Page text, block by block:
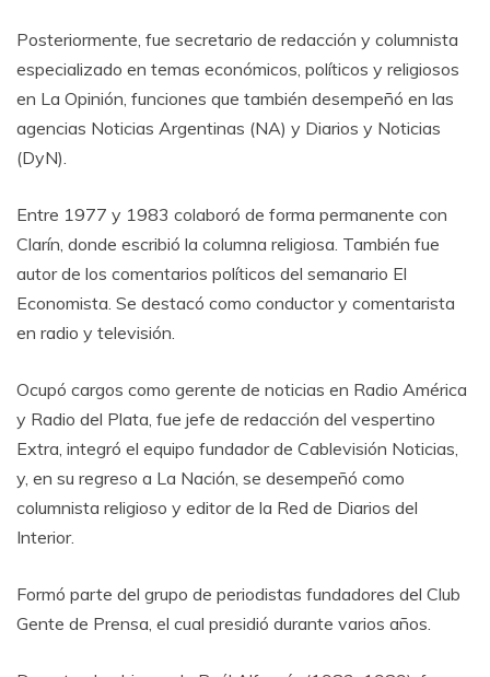
Posteriormente, fue secretario de redacción y columnista
especializado en temas económicos, políticos y religiosos
en La Opinión, funciones que también desempeñó en las
agencias Noticias Argentinas (NA) y Diarios y Noticias
(DyN).
Entre 1977 y 1983 colaboró de forma permanente con
Clarín, donde escribió la columna religiosa. También fue
autor de los comentarios políticos del semanario El
Economista. Se destacó como conductor y comentarista
en radio y televisión.
Ocupó cargos como gerente de noticias en Radio América
y Radio del Plata, fue jefe de redacción del vespertino
Extra, integró el equipo fundador de Cablevisión Noticias,
y, en su regreso a La Nación, se desempeñó como
columnista religioso y editor de la Red de Diarios del
Interior.
Formó parte del grupo de periodistas fundadores del Club
Gente de Prensa, el cual presidió durante varios años.